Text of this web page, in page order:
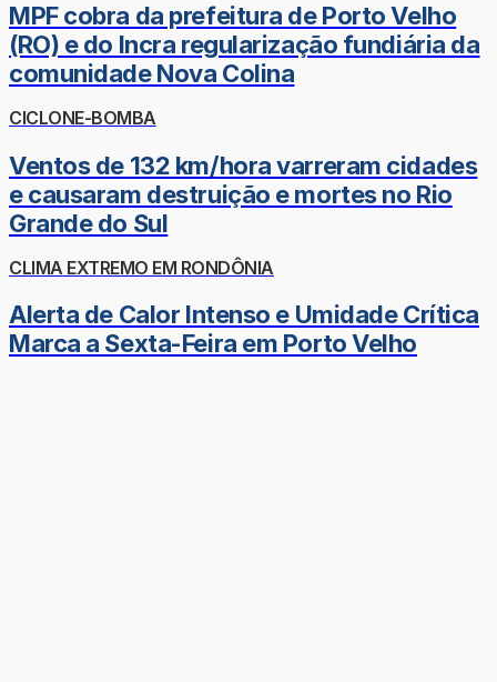
MPF cobra da prefeitura de Porto Velho
(RO) e do Incra regularização fundiária da
comunidade Nova Colina
CICLONE-BOMBA
Ventos de 132 km/hora varreram cidades
e causaram destruição e mortes no Rio
Grande do Sul
CLIMA EXTREMO EM RONDÔNIA
Alerta de Calor Intenso e Umidade Crítica
Marca a Sexta-Feira em Porto Velho